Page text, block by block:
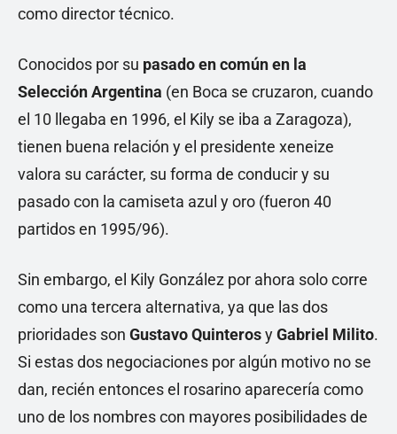
como director técnico.
Conocidos por su pasado en común en la
Selección Argentina (en Boca se cruzaron, cuando
el 10 llegaba en 1996, el Kily se iba a Zaragoza),
tienen buena relación y el presidente xeneize
valora su carácter, su forma de conducir y su
pasado con la camiseta azul y oro (fueron 40
partidos en 1995/96).
Sin embargo, el Kily González por ahora solo corre
como una tercera alternativa, ya que las dos
prioridades son Gustavo QuinterosyGabriel Milito.
Si estas dos negociaciones por algún motivo no se
dan, recién entonces el rosarino aparecería como
uno de los nombres con mayores posibilidades de